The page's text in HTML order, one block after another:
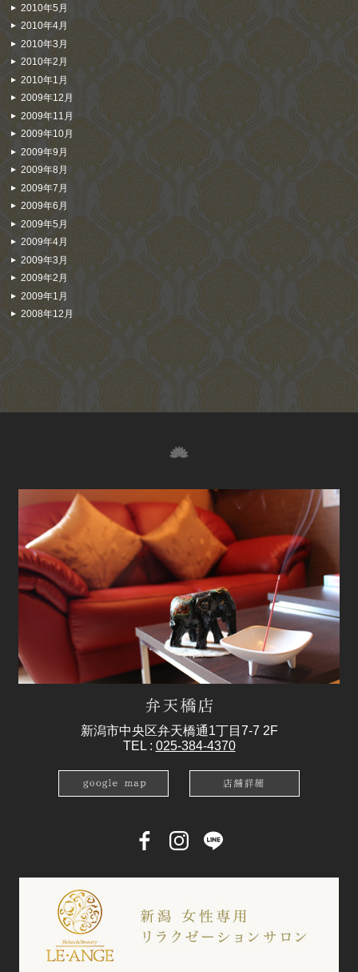
2010年5月
2010年4月
2010年3月
2010年2月
2010年1月
2009年12月
2009年11月
2009年10月
2009年9月
2009年8月
2009年7月
2009年6月
2009年5月
2009年4月
2009年3月
2009年2月
2009年1月
2008年12月
新潟市中央区弁天橋通1丁目7-7 2F
TEL : 025-384-4370